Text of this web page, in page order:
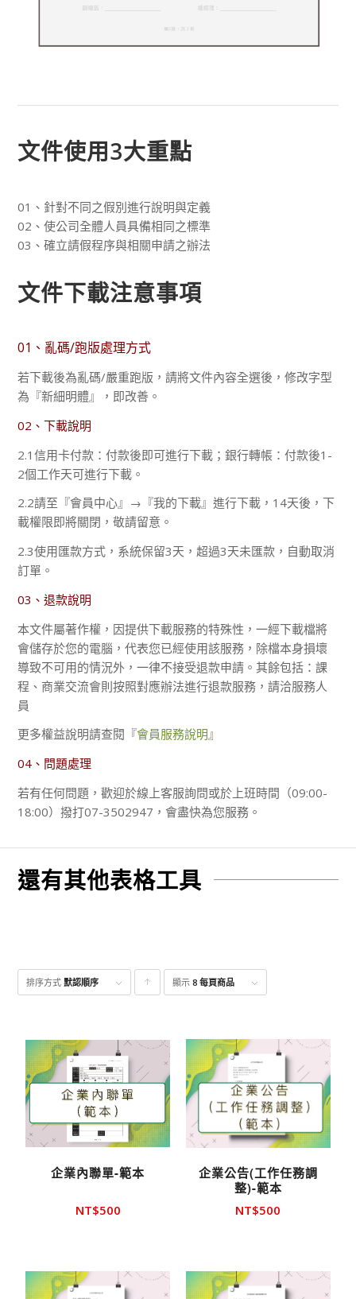
文件使用3大重點
01、針對不同之假別進行說明與定義
02、使公司全體人員具備相同之標準
03、確立請假程序與相關申請之辦法
文件下載注意事項
01、亂碼/跑版處理方式
若下載後為亂碼/嚴重跑版，請將文件內容全選後，修改字型
為『新細明體』，即改善。
02、下載說明
2.1信用卡付款：付款後即可進行下載；銀行轉帳：付款後1-
2個工作天可進行下載。
2.2請至『會員中心』→『我的下載』進行下載，14天後，下
載權限即將關閉，敬請留意。
2.3使用匯款方式，系統保留3天，超過3天未匯款，自動取消
訂單。
03、退款說明
本文件屬著作權，因提供下載服務的特殊性，一經下載檔將
會儲存於您的電腦，代表您已經使用該服務，除檔本身損壞
導致不可用的情況外，一律不接受退款申請。其餘包括：課
程、商業交流會則按照對應辦法進行退款服務，請洽服務人
員
更多權益說明請查閱『會員服務說明』
04、問題處理
若有任何問題，歡迎於線上客服詢問或於上班時間（09:00-
18:00）撥打07-3502947，會盡快為您服務。
還有其他表格工具
排序方式默認順序 點
品
顯示8 每頁商品
企業內聯單-範本
NT$500
企業公告(工作任務調
整)-範本
NT$500